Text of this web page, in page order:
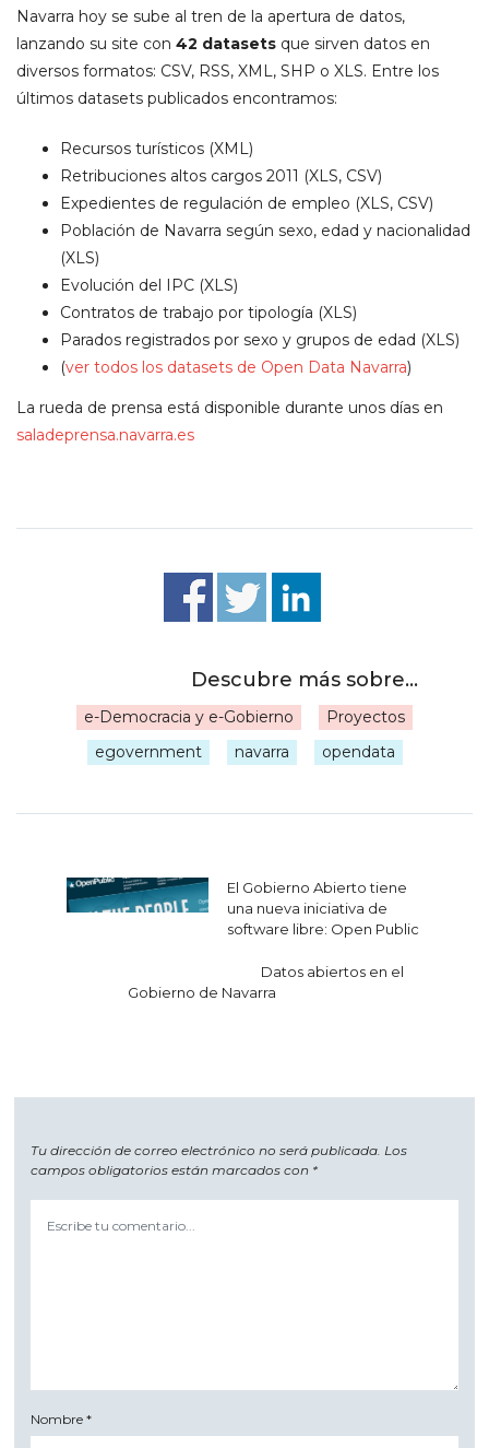
Navarra hoy se sube al tren de la apertura de datos,
lanzando su site con 42 datasets que sirven datos en
diversos formatos: CSV, RSS, XML, SHP o XLS. Entre los
últimos datasets publicados encontramos:
Recursos turísticos (XML)
Retribuciones altos cargos 2011 (XLS, CSV)
Expedientes de regulación de empleo (XLS, CSV)
Población de Navarra según sexo, edad y nacionalidad
(XLS)
Evolución del IPC (XLS)
Contratos de trabajo por tipología (XLS)
Parados registrados por sexo y grupos de edad (XLS)
(ver todos los datasets de Open Data Navarra)
La rueda de prensa está disponible durante unos días en
saladeprensa.navarra.es
e-Democracia y e-Gobierno Proyectos
egovernment navarra opendata
Navegación
de
El Gobierno Abierto tiene
una nueva iniciativa de
software libre: Open Public
Datos abiertos en el
Gobierno de Navarra
Tu dirección de correo electrónico no será publicada. Los
campos obligatorios están marcados con *
Nombre*